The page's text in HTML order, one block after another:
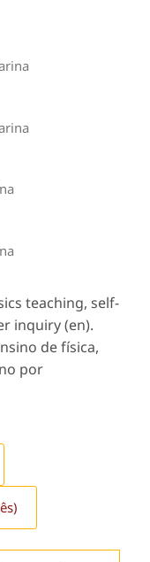
teaching, self-
inquiry (en).
de física,
por